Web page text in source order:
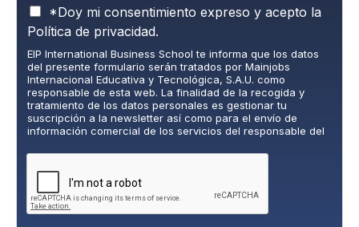
P
o
l
í
t
i
c
a
d
e
v
*Doy mi consentimiento expreso y acepto la
Política de privacidad.
EIP International Business School te informa que los datos
del presente formulario serán tratados por Mainjobs
Internacional Educativa y Tecnológica, S.A.U. como
responsable de esta web. La finalidad de la recogida y
tratamiento de los datos personales es gestionar tu
suscripción a la newsletter así como para el envío de
información comercial de los servicios del responsable del
del/a interesado/a. No se cederán datos a terceros, salvo
obligación legal. Podrás ejercer tus derechos de acceso,
rectificación, limitación y supresión de los datos en
cumplimiento@grupomainjobs.com
, así como el derecho a
presentar una reclamación ante la autoridad de control.